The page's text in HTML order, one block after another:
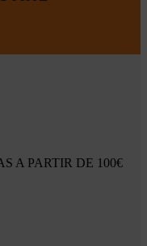
A PARTIR DE 100€